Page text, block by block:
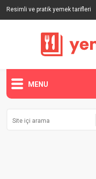
Resimli ve pratik yemek tarifleri
MENU